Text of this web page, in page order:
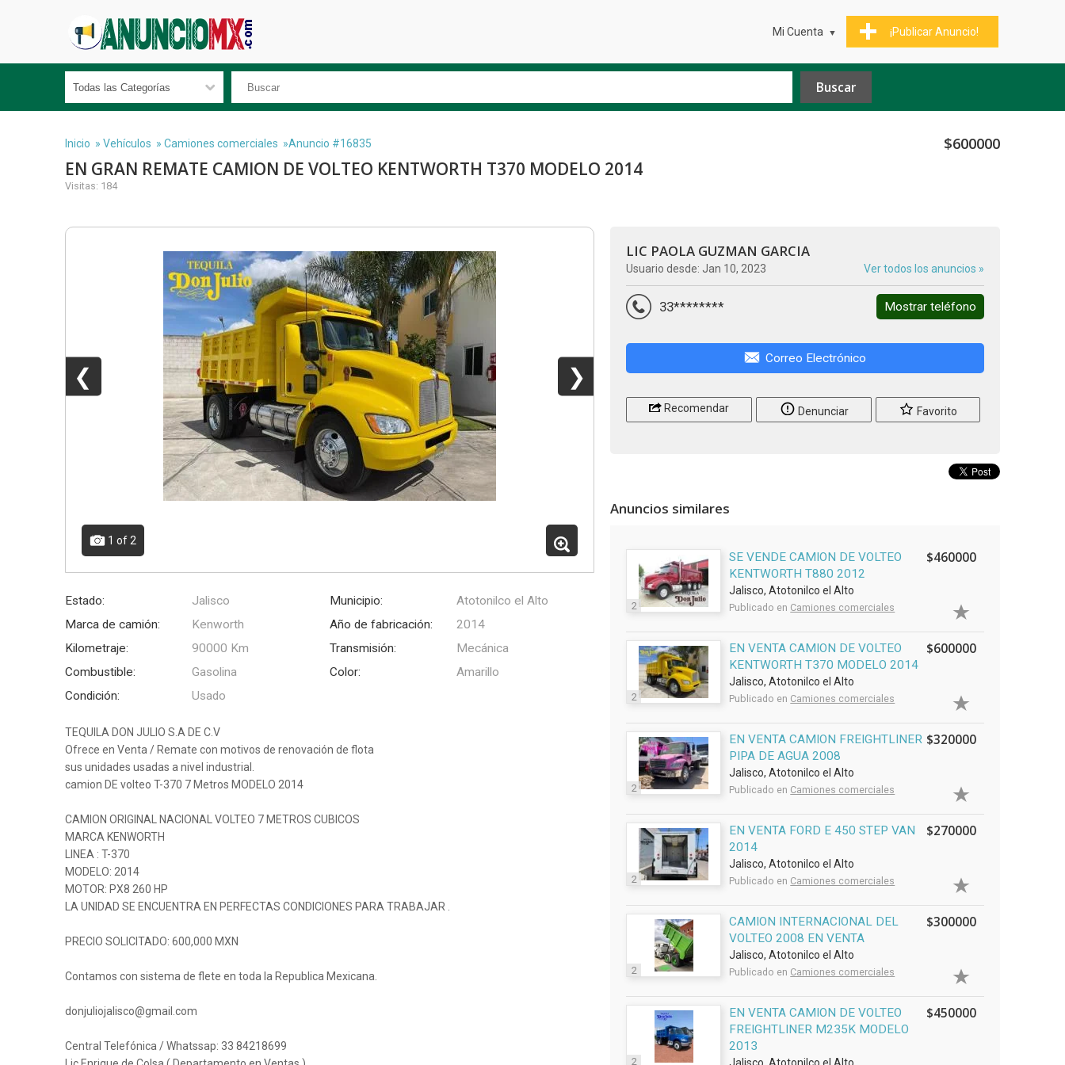
¡Publicar Anuncio!
Mi Cuenta
Inicio » Vehículos » Camiones comerciales »Anuncio #16835 $600000
EN GRAN REMATE CAMION DE VOLTEO KENTWORTH T370 MODELO 2014
Visitas: 184
❮ ❯
1 of 2
Estado: Jalisco Municipio:
Atotonilco el Alto
Marca de camión:
Kenworth Año de fabricación:
2014
Kilometraje:
90000 Km Transmisión:
Mecánica
Combustible:
Gasolina Color:
Amarillo
Condición:
Usado
TEQUILA DON JULIO S.A DE C.V
Ofrece en Venta / Remate con motivos de renovación de flota
sus unidades usadas a nivel industrial.
camion DE volteo T-370 7 Metros MODELO 2014
CAMION ORIGINAL NACIONAL VOLTEO 7 METROS CUBICOS
MARCA KENWORTH
LINEA : T-370
MODELO: 2014
MOTOR: PX8 260 HP
LA UNIDAD SE ENCUENTRA EN PERFECTAS CONDICIONES PARA TRABAJAR .
PRECIO SOLICITADO: 600,000 MXN
Contamos con sistema de flete en toda la Republica Mexicana.
donjuliojalisco@gmail.com
Central Telefónica / Whatssap: 33 84218699
LIC PAOLA GUZMAN GARCIA
Usuario desde: Jan 10, 2023 Ver todos los anuncios »
33******** Mostrar teléfono
Correo Electrónico
Recomendar Denunciar Favorito
Anuncios similares
2
SE VENDE CAMION DE VOLTEO
KENTWORTH T880 2012
Jalisco, Atotonilco el Alto
Publicado en Camiones comerciales
$460000
2
EN VENTA CAMION DE VOLTEO
KENTWORTH T370 MODELO 2014
Jalisco, Atotonilco el Alto
Publicado en Camiones comerciales
$600000
2
EN VENTA CAMION FREIGHTLINER
PIPA DE AGUA 2008
Jalisco, Atotonilco el Alto
Publicado en Camiones comerciales
$320000
2
EN VENTA FORD E 450 STEP VAN
2014
Jalisco, Atotonilco el Alto
Publicado en Camiones comerciales
$270000
2
CAMION INTERNACIONAL DEL
VOLTEO 2008 EN VENTA
Jalisco, Atotonilco el Alto
Publicado en Camiones comerciales
$300000
2
EN VENTA CAMION DE VOLTEO
FREIGHTLINER M235K MODELO
2013
$450000